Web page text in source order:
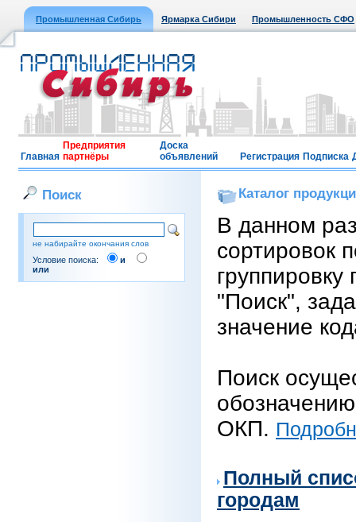
Промышленная Сибирь Ярмарка Сибири Промышленность СФО
Главная
Предприятия
партнёры
Доска
объявлений
Регистрация Подписка
Поиск
не набирайте окончания слов
Условие поиска:
и
или
Каталог
В данном
сортировок
"Поиск",
значение
Поиск
ОКП.
Полный
городам